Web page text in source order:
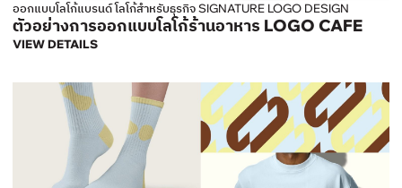
ออกแบบโลโก้แบรนด์ โลโก้สำหรับธุรกิจ SIGNATURE LOGO DESIGN
ตัวอย่างการออกแบบโลโก้ร้านอาหาร LOGO CAFE
VIEW DETAILS